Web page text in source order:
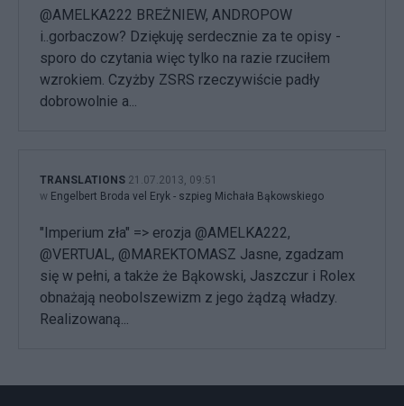
@AMELKA222 BREŻNIEW, ANDROPOW
i..gorbaczow? Dziękuję serdecznie za te opisy -
sporo do czytania więc tylko na razie rzuciłem
wzrokiem. Czyżby ZSRS rzeczywiście padły
dobrowolnie a...
TRANSLATIONS 21.07.2013, 09:51
w Engelbert Broda vel Eryk - szpieg Michała Bąkowskiego
"Imperium zła" => erozja @AMELKA222,
@VERTUAL, @MAREKTOMASZ Jasne, zgadzam
się w pełni, a także że Bąkowski, Jaszczur i Rolex
obnażają neobolszewizm z jego żądzą władzy.
Realizowaną...